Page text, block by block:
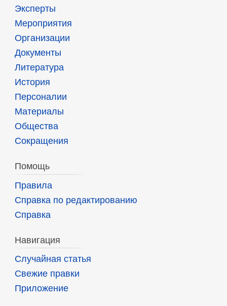
Эксперты
Мероприятия
Организации
Документы
Литература
История
Персоналии
Материалы
Общества
Сокращения
Помощь
Правила
Справка по редактированию
Справка
Навигация
Случайная статья
Свежие правки
Приложение